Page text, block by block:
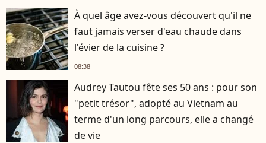
À quel âge avez-vous découvert qu'il ne
faut jamais verser d'eau chaude dans
l'évier de la cuisine ?
08:38
Audrey Tautou fête ses 50 ans : pour son
"petit trésor", adopté au Vietnam au
terme d'un long parcours, elle a changé
de vie